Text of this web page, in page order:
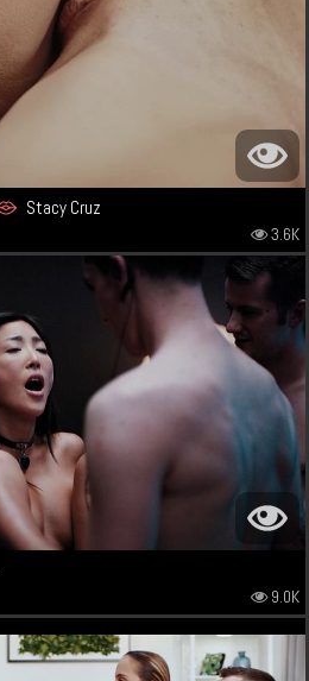
Stacy Cruz
3.6K
9.0K